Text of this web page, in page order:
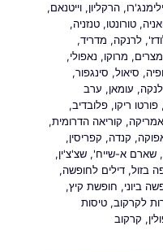
,הרקליון,וייטנאם,
,טורונטו,טנזניה,
,לרנקה, מדריד,
מצרים, מרוקו, נאפולי,
, סיאול, סינגפור,
, עומאן, ערב
,פורטו ריקו,פלובדיב,
אמריקה, קוריאה הדרומית,
, קנדה, קפריסין,
,שארם א-שייח',שצ'צ'ין,
בזול,דילים לחופשה,
ביוני, חופשת קיץ,
לקרקוב,טיסות
, קרקוב